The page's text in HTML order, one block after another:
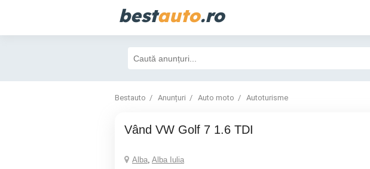
bestauto.ro
Bestauto Anunțuri Auto moto Autoturisme
Vând VW Golf 7 1.6 TDI
Alba, Alba Iulia